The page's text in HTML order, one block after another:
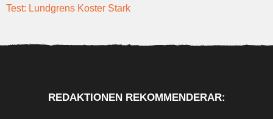
Test: Lundgrens Koster Stark
REDAKTIONEN REKOMMENDERAR: